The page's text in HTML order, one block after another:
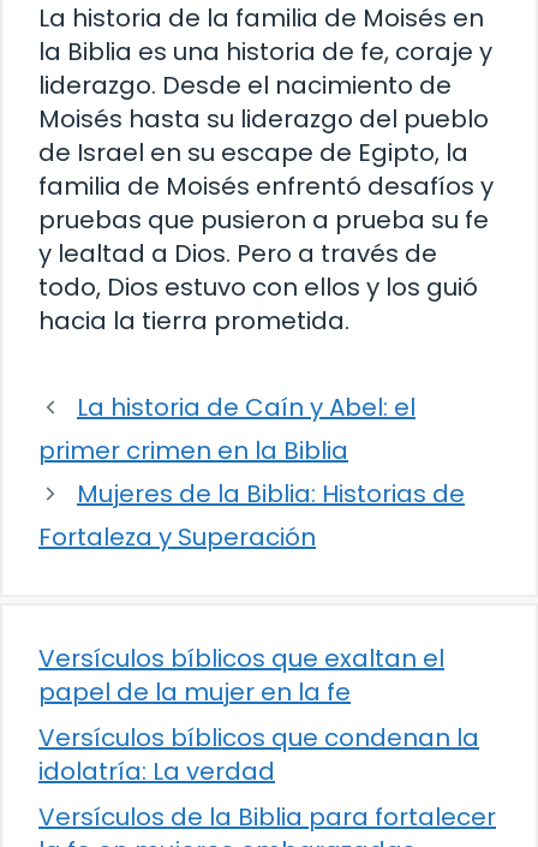
La historia de la familia de Moisés en
la Biblia es una historia de fe, coraje y
liderazgo. Desde el nacimiento de
Moisés hasta su liderazgo del pueblo
de Israel en su escape de Egipto, la
familia de Moisés enfrentó desafíos y
pruebas que pusieron a prueba su fe
y lealtad a Dios. Pero a través de
todo, Dios estuvo con ellos y los guió
hacia la tierra prometida.
La historia de Caín y Abel: el
primer crimen en la Biblia
Mujeres de la Biblia: Historias de
Fortaleza y Superación
Versículos bíblicos que exaltan el
papel de la mujer en la fe
Versículos bíblicos que condenan la
idolatría: La verdad
Versículos de la Biblia para fortalecer